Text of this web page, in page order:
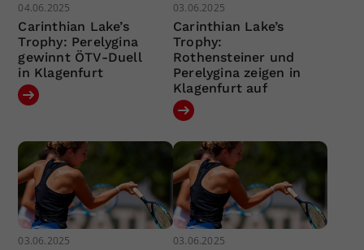
04.06.2025
Carinthian Lake’s
Trophy: Perelygina
gewinnt ÖTV-Duell
in Klagenfurt
03.06.2025
Carinthian Lake’s
Trophy:
Rothensteiner und
Perelygina zeigen in
Klagenfurt auf
03.06.2025 03.06.2025